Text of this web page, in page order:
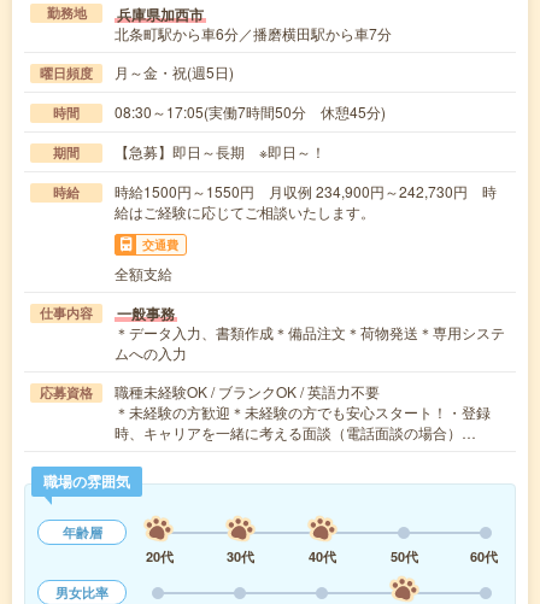
勤務地 兵庫県加西市
北条町駅から車6分／播磨横田駅から車7分
曜日頻度 月～金・祝(週5日)
時間 08:30～17:05(実働7時間50分 休憩45分)
期間 【急募】即日～長期 ※即日～！
時給
時給1500円～1550円 月収例 234,900円～242,730円 時
給はご経験に応じてご相談いたします。
交通費
全額支給
仕事内容 一般事務
＊データ入力、書類作成＊備品注文＊荷物発送＊専用システ
ムへの入力
応募資格
職種未経験OK / ブランクOK / 英語力不要
＊未経験の方歓迎＊未経験の方でも安心スタート！・登録
時、キャリアを一緒に考える面談（電話面談の場合）…
職場の雰囲気
年齢層
20代
30代 40代 50代
60代
男女比率